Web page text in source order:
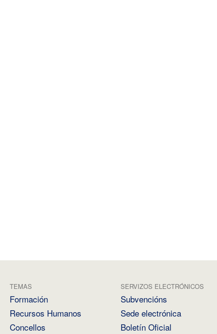
TEMAS
Formación
Recursos Humanos
Concellos
SERVIZOS ELECTRÓNICOS
Subvencións
Sede electrónica
Boletín Oficial